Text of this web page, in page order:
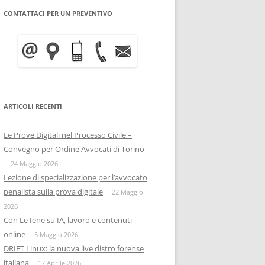
SU TELEGRAM
WRITE BLOCKER: COME
QUANTO COSTA
INFORMATICA GIURIDICA
DATA BREACH
DIGITAL FORENSICS
DISTRIBUZIONE FORENSE
BITCOIN FORENSICS E
BLOCKCHAIN
ONIF
OSINTITALIA
CONTATTACI PER UN PREVENTIVO
ARTICOLI RECENTI
Le Prove Digitali nel Processo Civile –
Convegno per Ordine Avvocati di Torino
24 Maggio 2026
Lezione di specializzazione per l’avvocato
penalista sulla prova digitale
22 Maggio
2026
Con Le Iene su IA, lavoro e contenuti
online
5 Maggio 2026
DRIFT Linux: la nuova live distro forense
italiana
17 Aprile 2026